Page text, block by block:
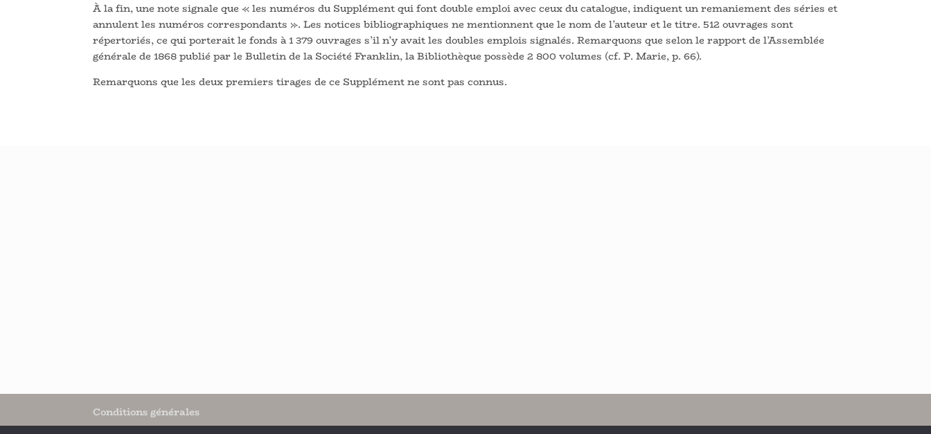
À la fin, une note signale que « les numéros du Supplément qui font double emploi avec ceux du catalogue, indiquent un remaniement des séries et
annulent les numéros correspondants ». Les notices bibliographiques ne mentionnent que le nom de l’auteur et le titre. 512 ouvrages sont
répertoriés, ce qui porterait le fonds à 1 379 ouvrages s’il n’y avait les doubles emplois signalés. Remarquons que selon le rapport de l’Assemblée
générale de 1868 publié par le Bulletin de la Société Franklin, la Bibliothèque possède 2 800 volumes (cf. P. Marie, p. 66).
Remarquons que les deux premiers tirages de ce Supplément ne sont pas connus.
Conditions générales